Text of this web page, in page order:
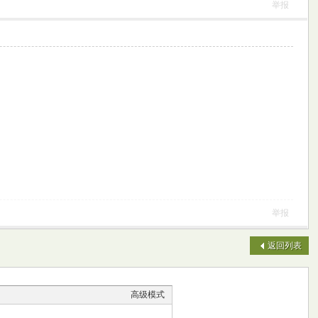
举报
举报
返回列表
高级模式